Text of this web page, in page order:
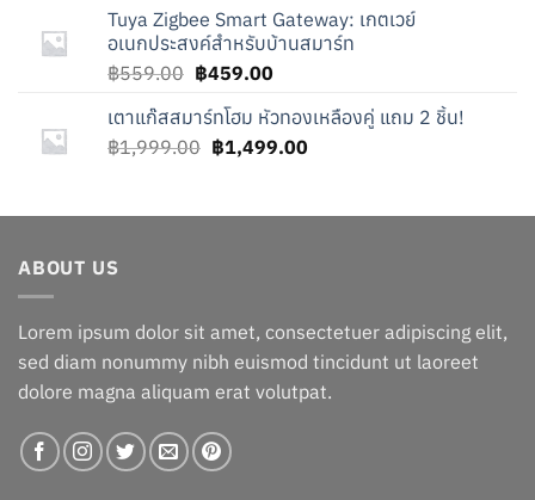
฿749.00.฿649.00.
Tuya Zigbee Smart Gateway: เกตเวย์
อเนกประสงค์สำหรับบ้านสมาร์ท
฿559.00 Original
was:
฿559.00.
฿459.00Current
is:
฿459.00.
เตาแก๊สสมาร์ทโฮม หัวทองเหลืองคู่ แถม 2 ชิ้น!
฿1,999.00 Original
฿1,999.00.
฿1,499.00Current
฿1,499.00.
ABOUT US
Lorem ipsum dolor sit amet, consectetuer adipiscing elit,
sed diam nonummy nibh euismod tincidunt ut laoreet
dolore magna aliquam erat volutpat.